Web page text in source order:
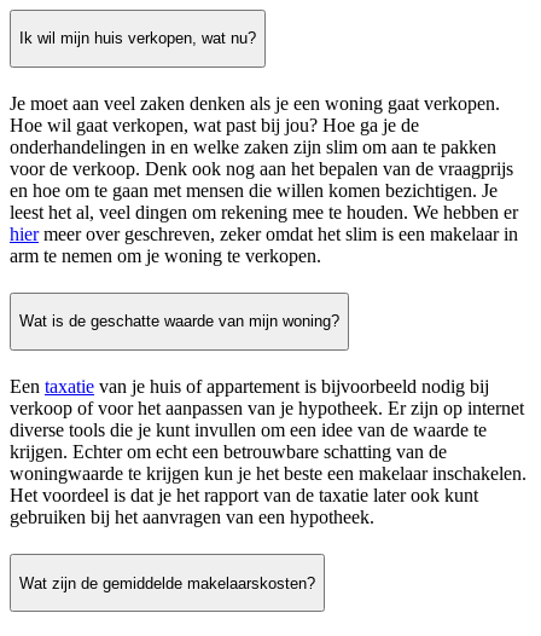
Ik wil mijn huis verkopen, wat nu?
Je moet aan veel zaken denken als je een woning gaat verkopen.
Hoe wil gaat verkopen, wat past bij jou? Hoe ga je de
onderhandelingen in en welke zaken zijn slim om aan te pakken
voor de verkoop. Denk ook nog aan het bepalen van de vraagprijs
en hoe om te gaan met mensen die willen komen bezichtigen. Je
leest het al, veel dingen om rekening mee te houden. We hebben er
hiermeer over geschreven, zeker omdat het slim is een makelaar in
arm te nemen om je woning te verkopen.
Wat is de geschatte waarde van mijn woning?
Een taxatie van je huis of appartement is bijvoorbeeld nodig bij
verkoop of voor het aanpassen van je hypotheek. Er zijn op internet
diverse tools die je kunt invullen om een idee van de waarde te
krijgen. Echter om echt een betrouwbare schatting van de
woningwaarde te krijgen kun je het beste een makelaar inschakelen.
Het voordeel is dat je het rapport van de taxatie later ook kunt
gebruiken bij het aanvragen van een hypotheek.
Wat zijn de gemiddelde makelaarskosten?